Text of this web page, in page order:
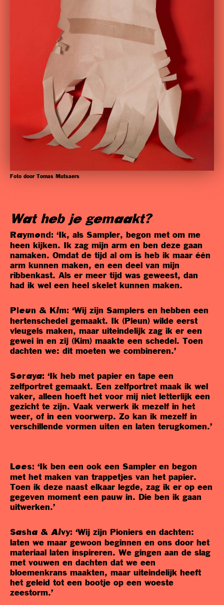
Foto door Tomas Mutsaers
Wat heb je gemaakt?
Raymond: ‘Ik, als Sampler, begon met om me
heen kijken. Ik zag mijn arm en ben deze gaan
namaken. Omdat de tijd al om is heb ik maar één
arm kunnen maken, en een deel van mijn
ribbenkast. Als er meer tijd was geweest, dan
had ik wel een heel skelet kunnen maken.
Pleun & Kim: ‘Wij zijn Samplers en hebben een
hertenschedel gemaakt. Ik (Pleun) wilde eerst
vleugels maken, maar uiteindelijk zag ik er een
gewei in en zij (Kim) maakte een schedel. Toen
dachten we: dit moeten we combineren.’
Soraya: ‘Ik heb met papier en tape een
zelfportret gemaakt. Een zelfportret maak ik wel
vaker, alleen hoeft het voor mij niet letterlijk een
gezicht te zijn. Vaak verwerk ik mezelf in het
weer, of in een voorwerp. Zo kan ik mezelf in
verschillende vormen uiten en laten terugkomen.’
Loes: ‘Ik ben een ook een Sampler en begon
met het maken van trappetjes van het papier.
Toen ik deze naast elkaar legde, zag ik er op een
gegeven moment een pauw in. Die ben ik gaan
uitwerken.’
Sasha & Aivy: ‘Wij zijn Pioniers en dachten:
laten we maar gewoon beginnen en ons door het
materiaal laten inspireren. We gingen aan de slag
met vouwen en dachten dat we een
bloemenkrans maakten, maar uiteindelijk heeft
het geleid tot een bootje op een woeste
zeestorm.’